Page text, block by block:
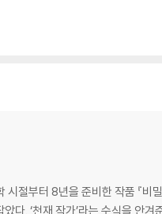
절부터 8년을 준비한 작품 『비
. ‘천재 작가’라는 수식을 안겨